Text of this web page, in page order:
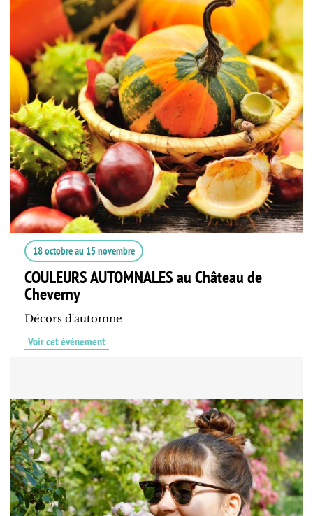
18 octobreau 15 novembre
COULEURS AUTOMNALES au Château de
Cheverny
Décors d'automne
Voir cet événement